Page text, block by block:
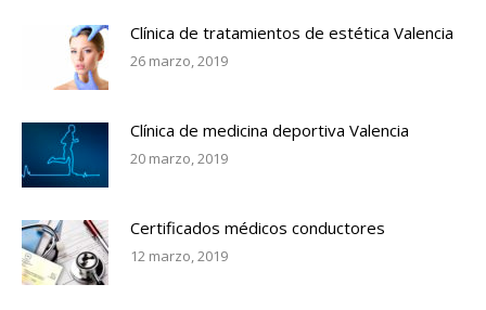
Clínica de tratamientos de estética Valencia
26 marzo, 2019
Clínica de medicina deportiva Valencia
20 marzo, 2019
Certificados médicos conductores
12 marzo, 2019